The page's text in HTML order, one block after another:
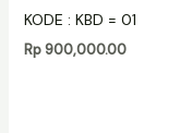
KODE : KBD = 01
Rp900,000.00